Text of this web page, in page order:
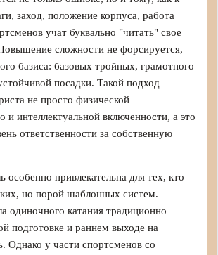
заход, положение корпуса, работа
учат буквально "читать" свое
сложности не форсируется,
базиса: базовых тройных, грамотного
посадки. Такой подход
не просто физической
и интеллектуальной включенности, а это
ответственности за собственную
особенно привлекательна для тех, кто
но порой шаблонных систем.
одиночного катания традиционно
подготовке и раннем выходе на
Однако у части спортсменов со